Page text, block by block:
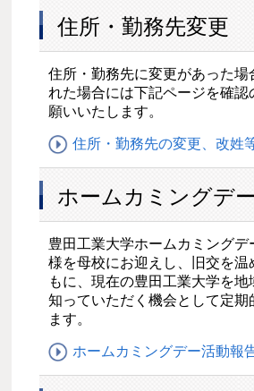
住所・勤務先変更
住所・勤務先に変更があった場
れた場合には下記ページを確認
願いいたします。
住所・勤務先の変更、改姓
ホームカミングデー
豊田工業大学ホームカミングデ
様を母校にお迎えし、旧交を温
もに、現在の豊田工業大学を地
知っていただく機会として定期
ます。
ホームカミングデー活動報